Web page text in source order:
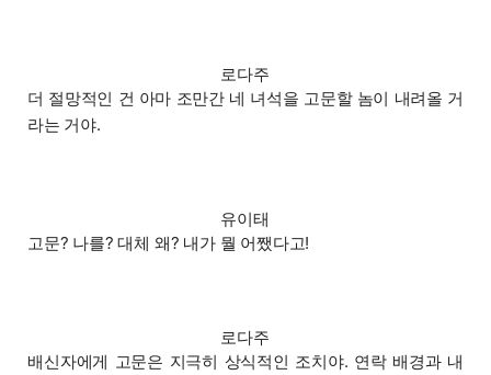
로다주
더 절망적인 건 아마 조만간 네 녀석을 고문할 놈이 내려올 거
라는 거야.
유이태
고문? 나를? 대체 왜? 내가 뭘 어쨌다고!
로다주
배신자에게 고문은 지극히 상식적인 조치야. 연락 배경과 내